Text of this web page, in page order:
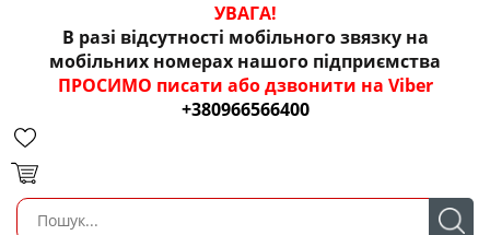
УВАГА!
В разі відсутності мобільного звязку на
мобільних номерах нашого підприємства
ПРОСИМО писати або дзвонити на Viber
+380966566400